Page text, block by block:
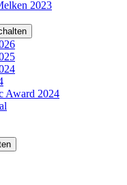
2023
Award 2024